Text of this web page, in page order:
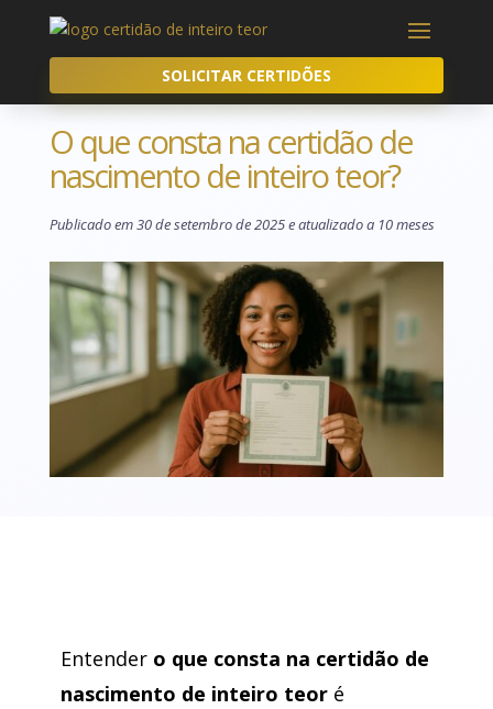
SOLICITAR CERTIDÕES
O que consta na certidão de
nascimento de inteiro teor?
Publicado em 30 de setembro de 2025 e atualizado a 10 meses
Entendero que consta na certidão de
nascimento de inteiro teoré